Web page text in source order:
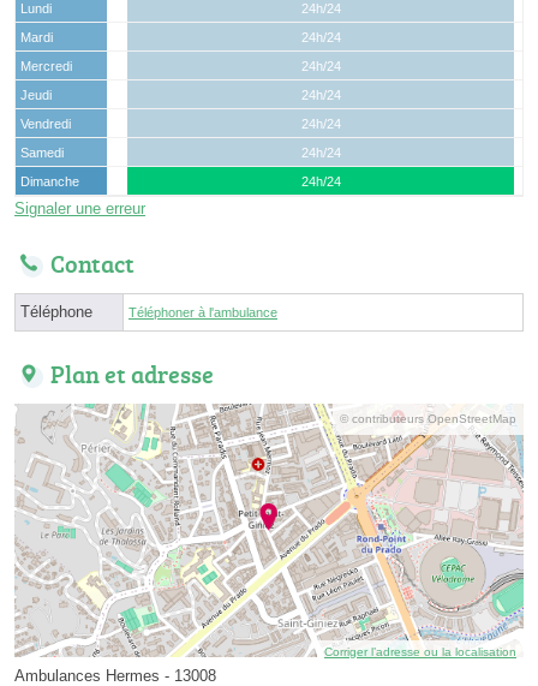
Lundi
24h/24
Mardi
24h/24
Mercredi
24h/24
Jeudi
24h/24
Vendredi
24h/24
Samedi
24h/24
Dimanche
24h/24
Signaler une erreur
Contact
Téléphone Téléphoner à l'ambulance
Plan et adresse
© contributeurs OpenStreetMap
Corriger l’adresse ou la localisation
Ambulances Hermes - 13008